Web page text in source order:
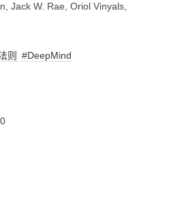
Jack W. Rae, Oriol Vinyals,
则 #DeepMind